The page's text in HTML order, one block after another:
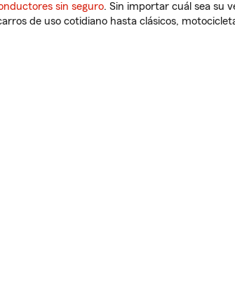
sin seguro. Sin importar cuál sea su
de uso cotidiano hasta clásicos,